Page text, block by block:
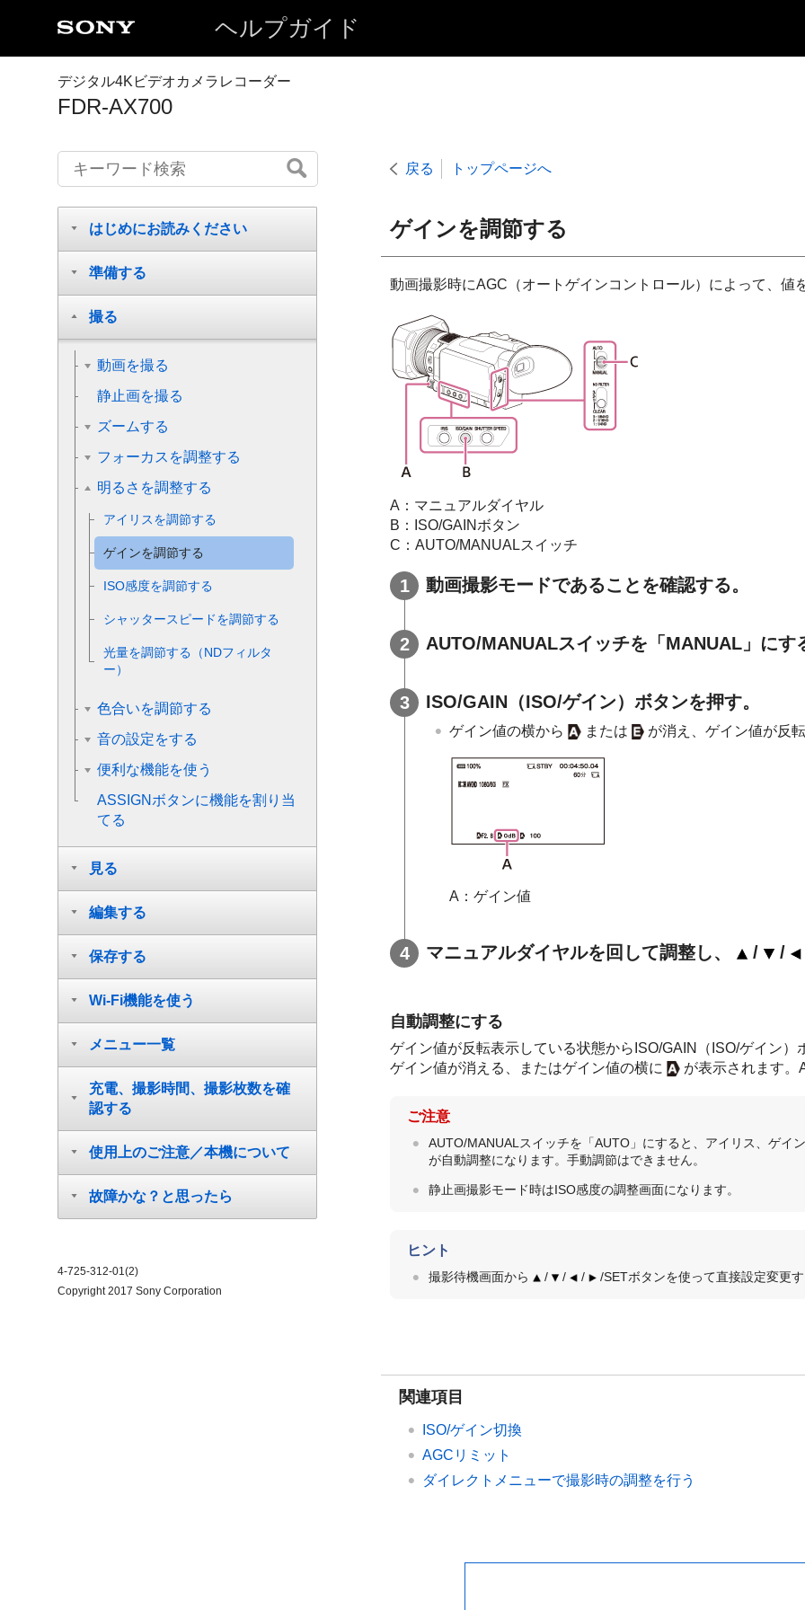
ヘルプガイド
デジタル4Kビデオカメラレコーダー
FDR-AX700
戻る トップページへ
ゲインを調節する
動画撮影時にAGC（オートゲインコントロール）によって、値
A：マニュアルダイヤル
B：ISO/GAINボタン
C：AUTO/MANUALスイッチ
動画撮影モードであることを確認する。
AUTO/MANUALスイッチを「MANUAL」にす
ISO/GAIN（ISO/ゲイン）ボタンを押す。
ゲイン値の横から または が消え、ゲイン値が反転
A：ゲイン値
マニュアルダイヤルを回して調整し、 / /
自動調整にする
ゲイン値が反転表示している状態からISO/GAIN（ISO/ゲイン）
ゲイン値が消える、またはゲイン値の横に
が表示されます。
ご注意
AUTO/MANUALスイッチを「AUTO」にすると、アイリス、ゲイ
が自動調整になります。手動調節はできません。
静止画撮影モード時はISO感度の調整画面になります。
ヒント
撮影待機画面から / / / /SETボタンを使って直接設定変更
関連項目
ISO/ゲイン切換
AGCリミット
ダイレクトメニューで撮影時の調整を行う
はじめにお読みください
準備する
撮る
動画を撮る
静止画を撮る
ズームする
フォーカスを調整する
明るさを調整する
アイリスを調節する
ゲインを調節する
ISO感度を調節する
シャッタースピードを調節する
光量を調節する（NDフィルタ
ー）
色合いを調節する
音の設定をする
便利な機能を使う
ASSIGNボタンに機能を割り当
てる
見る
編集する
保存する
Wi-Fi機能を使う
メニュー一覧
充電、撮影時間、撮影枚数を確
認する
使用上のご注意／本機について
故障かな？と思ったら
4-725-312-01(2)
Copyright 2017 Sony Corporation